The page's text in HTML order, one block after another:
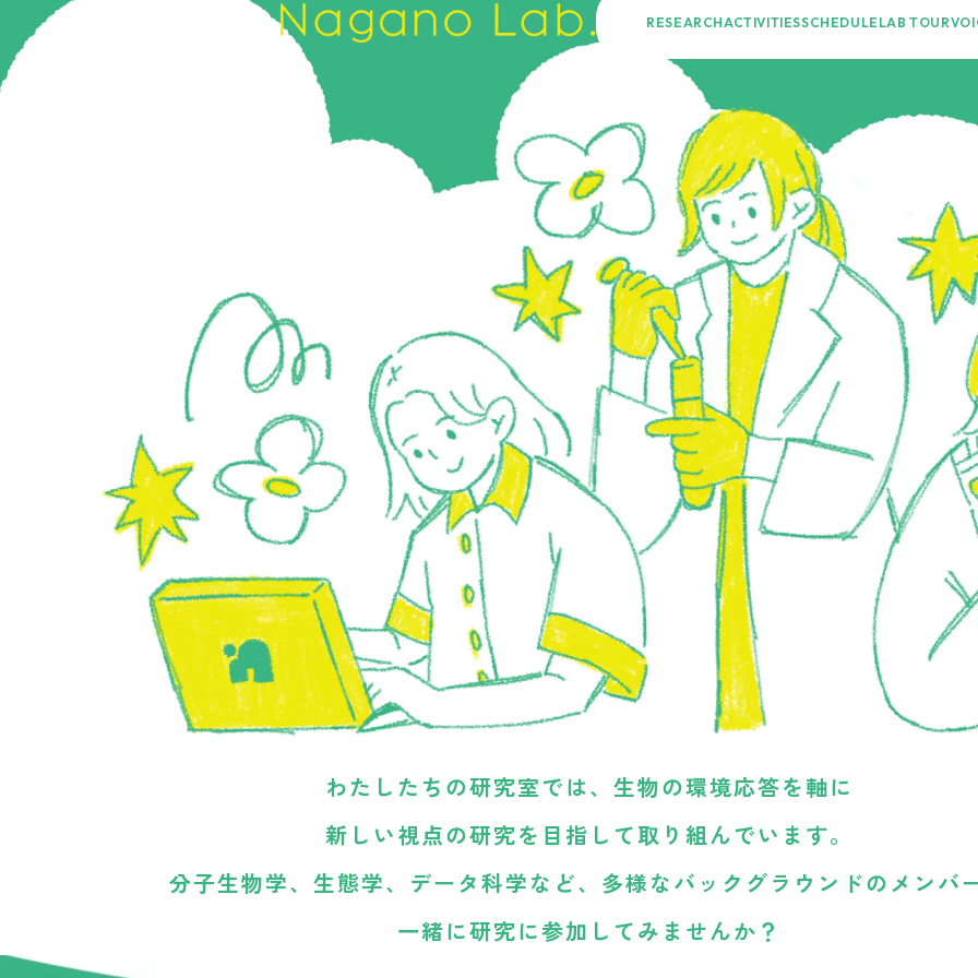
RESEARCHACTIVITIESSCHEDULE LAB TOUR
わたしたちの研究室では、 生物の環境応答を軸に
新しい視点の研究を目指して取り組んでいます。
分子生物学、生態学、 データ科学など、 多様なバックグラウンドのメンバ
一緒に研究に参加してみませんか？